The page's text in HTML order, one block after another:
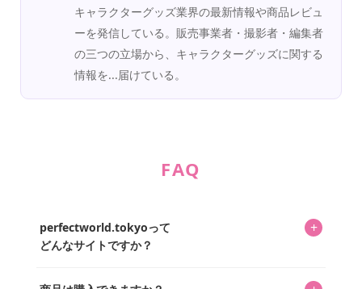
キャラクターグッズ業界の最新情報や商品レビュ
ーを発信している。販売事業者・撮影者・編集者
の三つの立場から、キャラクターグッズに関する
情報を...届けている。
FAQ
perfectworld.tokyoって
どんなサイトですか？
+